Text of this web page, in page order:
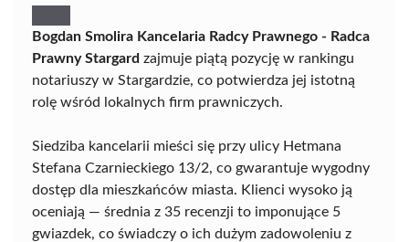
Bogdan Smolira Kancelaria Radcy Prawnego - Radca
Prawny Stargard zajmuje piątą pozycję w rankingu
notariuszy w Stargardzie, co potwierdza jej istotną
rolę wśród lokalnych firm prawniczych.
Siedziba kancelarii mieści się przy ulicy Hetmana
Stefana Czarnieckiego 13/2, co gwarantuje wygodny
dostęp dla mieszkańców miasta. Klienci wysoko ją
oceniają — średnia z 35 recenzji to imponujące 5
gwiazdek, co świadczy o ich dużym zadowoleniu z